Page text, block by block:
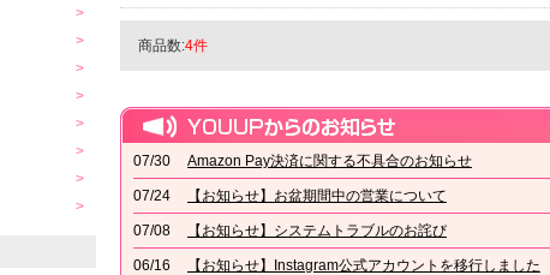
商品数:4件
07/30 Amazon Pay決済に関する不具合のお知らせ
07/24 【お知らせ】お盆期間中の営業について
07/08 【お知らせ】システムトラブルのお詫び
06/16 【お知らせ】Instagram公式アカウントを移行しました